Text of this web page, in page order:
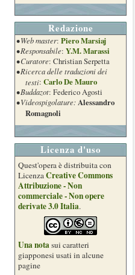
Redazione
• Web master: Piero Marsiaj
• Responsabile: Y.M. Marassi
• Curatore: Christian Serpetta
• Ricerca delle traduzioni dei
testi: Carlo De Mauro
• Buddazot: Federico Agosti
• Videospigolature:Alessandro
Romagnoli
Licenza d'uso
Quest'opera è distribuita con
LicenzaCreative Commons
Attribuzione - Non
commerciale - Non opere
derivate 3.0 Italia.
Una notasui caratteri
giapponesi usati in alcune
pagine